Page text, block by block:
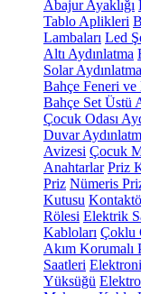
Abajur Ayaklığı
Tablo Aplikleri
Lambaları Led
Altı Aydınlatma
Solar Aydınlatma
Bahçe Feneri ve
Bahçe Set Üstü
Çocuk Odası
Duvar
Avizesi Çocuk
Anahtarlar Priz
Priz Nümeris
Kutusu
Rölesi Elektrik
Kabloları Çoklu
Akım Korumalı
Saatleri
Yüksüğü